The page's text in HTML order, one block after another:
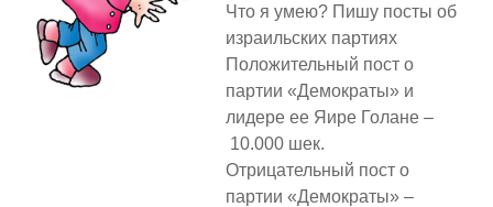
Что я умею? Пишу посты об
израильских партиях
Положительный пост о
партии «Демократы» и
лидере ее Яире Голане –
10.000 шек.
Отрицательный пост о
партии «Демократы» –